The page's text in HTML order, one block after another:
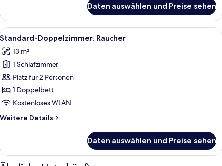
Single
Room
Smoking
Daten auswählen und Preise sehen
Alle
Fotos
für
Standard-
Doppelzimmer,
Raucher
anzeigen
Ein Hotelzimmer mit einem Bett,
15
Standard-Doppelzimmer, Raucher
13 m²
1 Schlafzimmer
Platz für 2 Personen
1 Doppelbett
Kostenloses WLAN
Weitere Details
Weitere
Doppelzimmer,
Raucher
Daten auswählen und Preise sehen